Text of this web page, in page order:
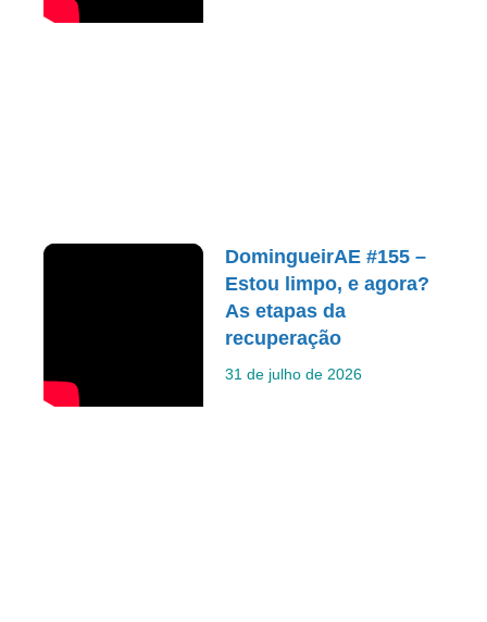
DomingueirAE #155 –
Estou limpo, e agora?
As etapas da
recuperação
31 de julho de 2026